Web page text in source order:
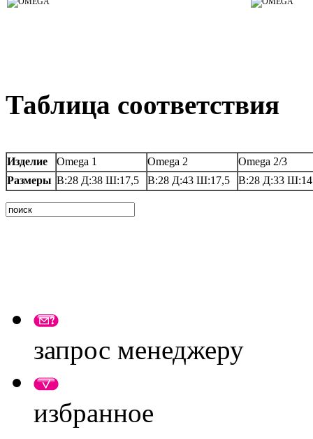
Таблица соответствия
Изделие Omega 1 Omega 2
Omega 2/3
Размеры В:28 Д:38 Ш:17,5 В:28 Д:43 Ш:17,5 В:28 Д:33 Ш:14
запрос менеджеру
избранное